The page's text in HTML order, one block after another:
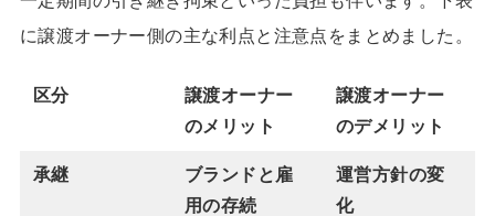
に譲渡オーナー側の主な利点と注意点をまとめました。
区分
譲渡オーナー
のメリット
譲渡オーナー
のデメリット
承継
ブランドと雇
用の存続
運営方針の変
化